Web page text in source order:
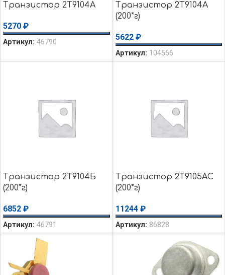
Транзистор 2Т9104А
5270 ₽
Артикул: 46790
Транзистор 2Т9104А
(200*г)
5622 ₽
Артикул: 104566
Транзистор 2Т9104Б
(200*г)
6852 ₽
Артикул: 46791
Транзистор 2Т9105АС
(200*г)
11244 ₽
Артикул: 86828